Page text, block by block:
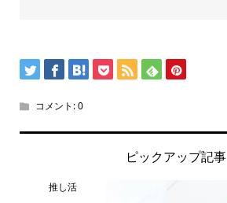
コメント:0
ピックアップ記事
推し活